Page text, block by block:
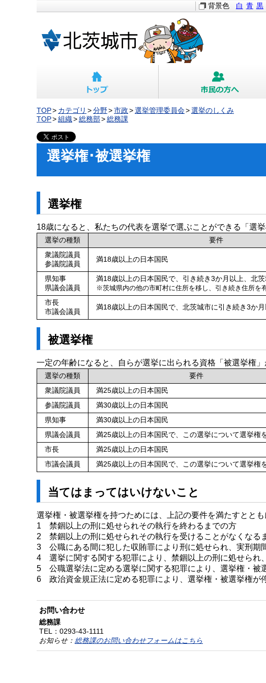
背景色 白 青 黒
TOP カテゴリ 分野 市政 選挙管理委員会
選挙のしくみ
TOP
組織 総務部 総務課
選挙権･被選挙権
選挙権
18歳になると、私たちの代表を選挙で選ぶことができる「選挙
選挙の種類
要件
衆議院議員
参議院議員
満18歳以上の日本国民
県知事
県議会議員
満18歳以上の日本国民で、引き続き3か月以上、北
※茨城県内の他の市町村に住所を移し、引き続き住所を
市長
市議会議員
満18歳以上の日本国民で、北茨城市に引き続き3か
被選挙権
一定の年齢になると、自らが選挙に出られる資格「被選挙権」
選挙の種類
要件
衆議院議員
満25歳以上の日本国民
参議院議員
満30歳以上の日本国民
県知事
満30歳以上の日本国民
県議会議員
満25歳以上の日本国民で、この選挙について選挙権
市長
満25歳以上の日本国民
市議会議員
満25歳以上の日本国民で、この選挙について選挙権
当てはまってはいけないこと
選挙権・被選挙権を持つためには、上記の要件を満たすとと
1 禁錮以上の刑に処せられその執行を終わるまでの方
2 禁錮以上の刑に処せられその執行を受けることがなくなる
3 公職にある間に犯した収賄罪により刑に処せられ、実刑期
4 選挙に関する関する犯罪により、禁錮以上の刑に処せられ
5 公職選挙法に定める選挙に関する犯罪により、選挙権・被
6 政治資金規正法に定める犯罪により、選挙権・被選挙権が
お問い合わせ
総務課
TEL： 0293-43-1111
お知らせ： 総務課のお問い合わせフォームはこちら